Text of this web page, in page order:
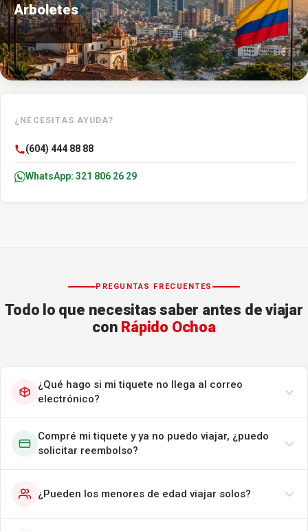
Arboletes
¿NECESITAS AYUDA?
(604) 444 88 88
WhatsApp: 321 806 26 29
PREGUNTAS FRECUENTES
Todo lo que necesitas saber antes de viajar
con Rápido Ochoa
¿Qué hago si mi tiquete no llega al correo
electrónico?
Compré mi tiquete y ya no puedo viajar, ¿puedo
solicitar reembolso?
¿Pueden los menores de edad viajar solos?